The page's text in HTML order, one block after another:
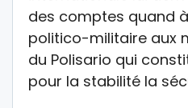
des comptes quand
politico-militaire aux
du Polisario qui
pour la stabilité la